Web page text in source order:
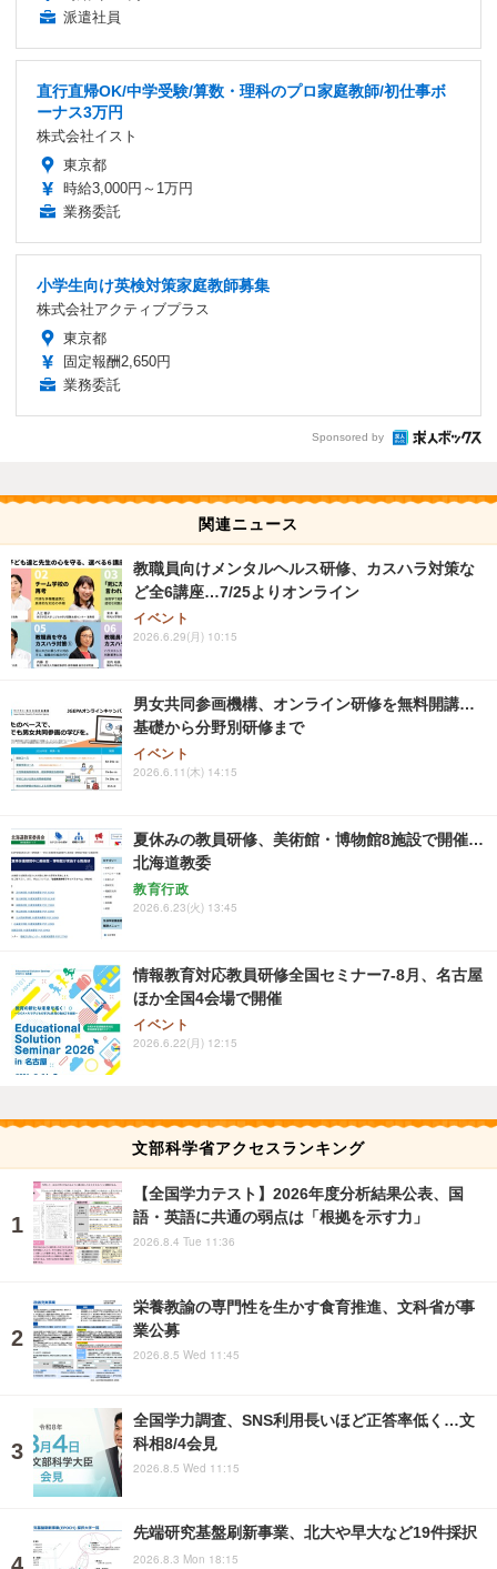
派遣社員
直行直帰OK/中学受験/算数・理科のプロ家庭教師/初仕事ボ
ーナス3万円
株式会社イスト
東京都
時給3,000円～1万円
業務委託
小学生向け英検対策家庭教師募集
株式会社アクティブプラス
東京都
固定報酬2,650円
業務委託
Sponsored by
関連ニュース
教職員向けメンタルヘルス研修、カスハラ対策な
ど全6講座…7/25よりオンライン
イベント
2026.6.29(月) 10:15
男女共同参画機構、オンライン研修を無料開講…
基礎から分野別研修まで
イベント
2026.6.11(木) 14:15
夏休みの教員研修、美術館・博物館8施設で開催…
北海道教委
教育行政
2026.6.23(火) 13:45
情報教育対応教員研修全国セミナー7-8月、名古屋
ほか全国4会場で開催
イベント
2026.6.22(月) 12:15
文部科学省アクセスランキング
【全国学力テスト】2026年度分析結果公表、国
語・英語に共通の弱点は「根拠を示す力」
2026.8.4 Tue 11:36
栄養教諭の専門性を生かす食育推進、文科省が事
業公募
2026.8.5 Wed 11:45
全国学力調査、SNS利用長いほど正答率低く…文
科相8/4会見
2026.8.5 Wed 11:15
先端研究基盤刷新事業、北大や早大など19件採択
2026.8.3 Mon 18:15